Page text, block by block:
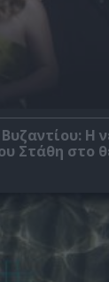
Η
Στάθη στο